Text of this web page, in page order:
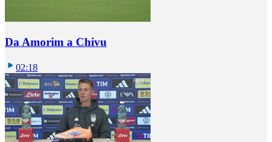
Da Amorim a Chivu
02:18